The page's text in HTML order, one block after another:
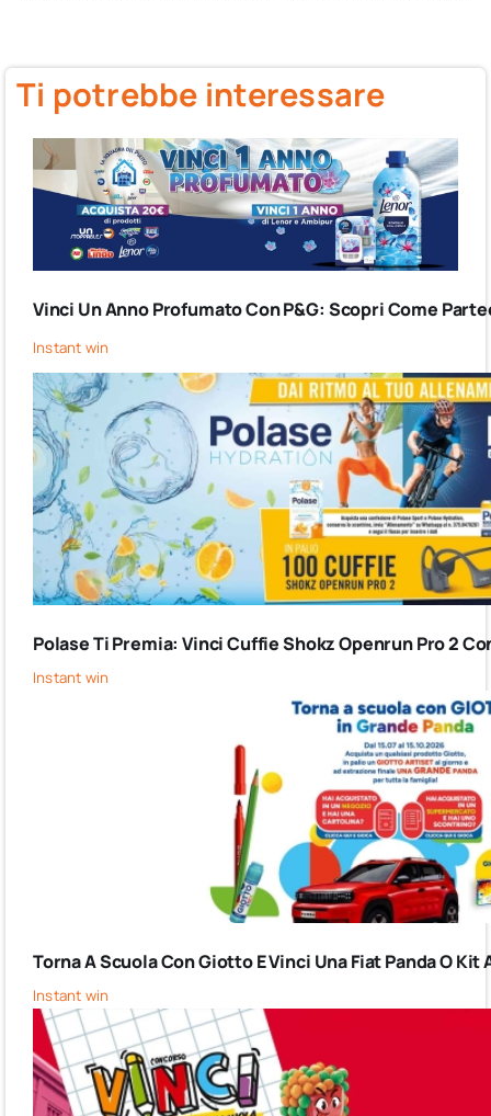
Ti potrebbe interessare
Vinci Un Anno Profumato Con P&G: Scopri Come
Instant win
Polase Ti Premia: Vinci Cuffie Shokz Openrun Pro 2
Instant win
Torna A Scuola Con Giotto E Vinci Una Fiat Panda O
Instant win